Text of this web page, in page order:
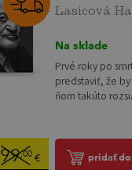
99,00€
Lasicová
Na sklade
Prvé roky po
predstaviť, že
ňom takúto
pridať